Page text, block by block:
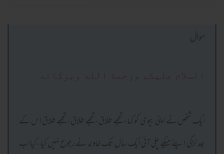
السلام عليكم ورحمة الله وبركاته
ایک شخص نے اپنی بیوی کو کہا، تجھے طلاق، تجھے طلاق، تجھے طلاق اس کے
بعد لڑکی اپنے میکے چلی آئی ایک سال تک خاوند نے رجوع نہیں کیا ،کیااب